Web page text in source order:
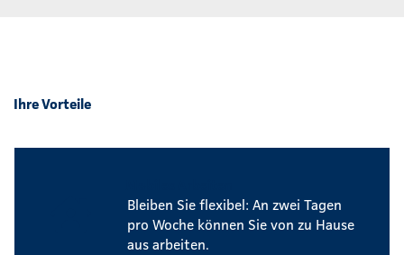
Ihre Vorteile
Bleiben Sie flexibel: An zwei Tagen
pro Woche können Sie von zu Hause
aus arbeiten.